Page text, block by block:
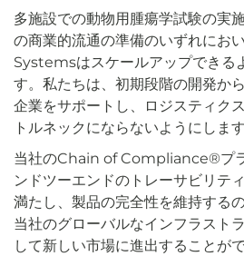
多施設での動物用腫瘍学試験の実
の商業的流通の準備のいずれにお
Systemsはスケールアップできる
す。私たちは、初期段階の開発か
企業をサポートし、ロジスティク
トルネックにならないようにします
当社のChain of Compliance®プ
ンドツーエンドのトレーサビリテ
満たし、製品の完全性を維持する
当社のグローバルなインフラスト
して新しい市場に進出することがで